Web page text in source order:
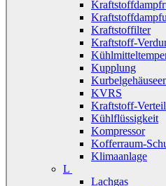
Kraftstoffilter
Kraftstoff-
Kupplung
KVRS
Kraftstoff-
Kühlflüssigkeit
Kompressor
Kofferraum-
Klimaanlage
L
Lachgas